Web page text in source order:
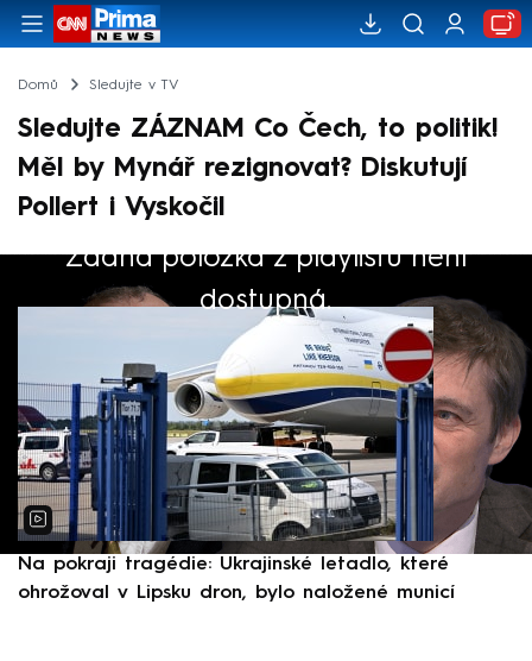
Domů Sledujte v TV
Sledujte ZÁZNAM Co Čech, to politik!
Měl by Mynář rezignovat? Diskutují
Pollert i Vyskočil
Žádná položka z playlistu není
dostupná.
Výběr redakce
Na pokraji tragédie: Ukrajinské letadlo, které
ohrožoval v Lipsku dron, bylo naložené municí